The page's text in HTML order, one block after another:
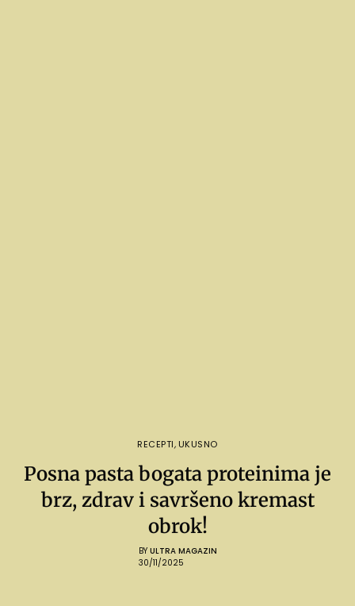
RECEPTI, UKUSNO
Posna pasta bogata proteinima je
brz, zdrav i savršeno kremast
obrok!
BY ULTRA MAGAZIN
30/11/2025